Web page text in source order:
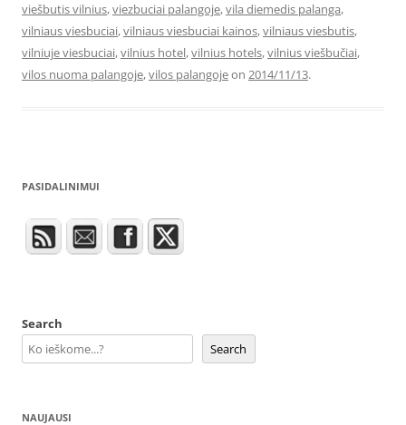
viešbutis vilnius,viezbuciai palangoje,vila diemedis palanga,
vilniaus viesbuciai,vilniaus viesbuciai kainos,vilniaus viesbutis,
vilniuje viesbuciai,vilnius hotel,vilnius hotels,vilnius viešbučiai,
vilos nuoma palangoje,vilos palangojeon 2014/11/13.
PASIDALINIMUI
Search
Search
NAUJAUSI